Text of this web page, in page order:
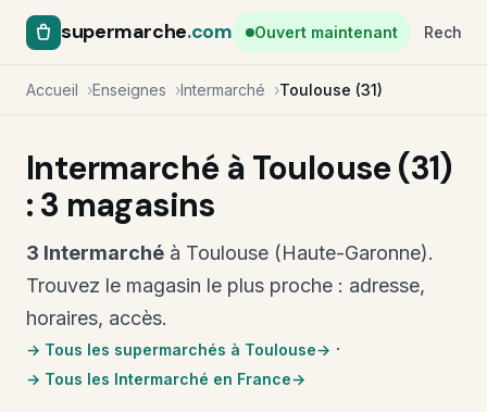
supermarche.com Ouvert maintenant
Accueil Enseignes Intermarché Toulouse (31)
Intermarché à Toulouse (31)
: 3 magasins
3 Intermarché à Toulouse (Haute-Garonne).
Trouvez le magasin le plus proche : adresse,
horaires, accès.
→ Tous les supermarchés à Toulouse ·
→ Tous les Intermarché en France